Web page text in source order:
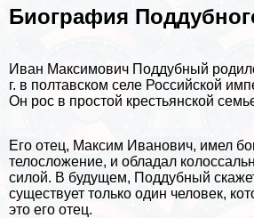
Биография
Иван Максимович Поддубный
г. в полтавском селе Российской
Он рос в простой крестьянской
Его отец, Максим Иванович, имел
телосложение, и обладал
силой. В будущем, Поддубный
существует только один человек,
это его отец.